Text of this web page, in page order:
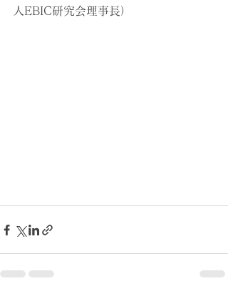
人EBIC研究会理事長）